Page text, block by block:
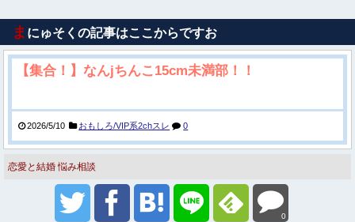
ま にゅそくの記事はここからですお
【集合！】なんjちんこ15cm未満部！！
2026/5/10 おもしろ/VIP系2chスレ 0
恋愛と結婚 悩み相談
0